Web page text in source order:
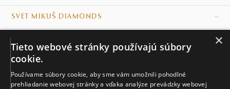
SVET MIKUŠ DIAMONDS
KONTAKT
Naše klenotníctva
×
Tieto webové stránky používajú súbory
cookie.
Používame súbory cookie, aby sme vám umožnili pohodlné
prehliadanie webovej stránky a vďaka analýze prevádzky webovej